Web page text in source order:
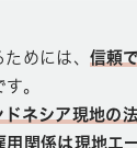
めには、 信頼
す。
ドネシア現地の
関係は現地エ